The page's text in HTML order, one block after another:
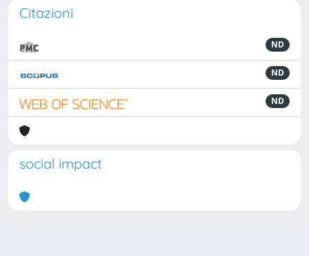
Citazioni
ND
ND
ND
social impact